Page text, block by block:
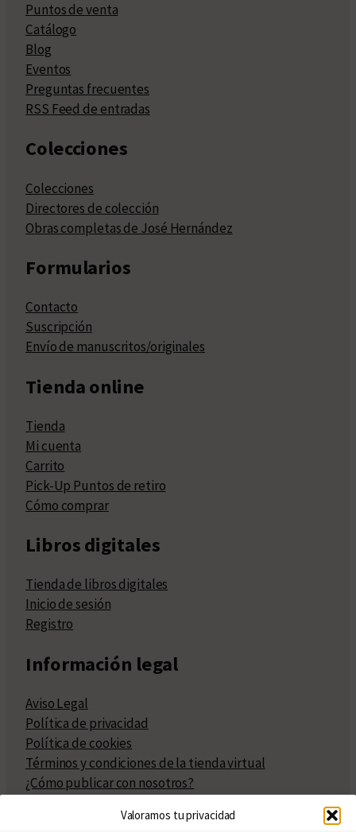
Valoramos tu privacidad
Puntos de venta
Catálogo
Blog
Eventos
Preguntas frecuentes
RSS Feed de entradas
Colecciones
Colecciones
Directores de colección
Obras completas de José Hernández
Formularios
Contacto
Suscripción
Envío de manuscritos/originales
Tienda online
Tienda
Mi cuenta
Carrito
Pick-Up Puntos de retiro
Cómo comprar
Libros digitales
Tienda de libros digitales
Inicio de sesión
Registro
Información legal
Aviso Legal
Política de privacidad
Política de cookies
Términos y condiciones de la tienda virtual
¿Cómo publicar con nosotros?
Políticas de publicación